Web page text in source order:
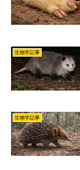
生物学記事
生物学記事